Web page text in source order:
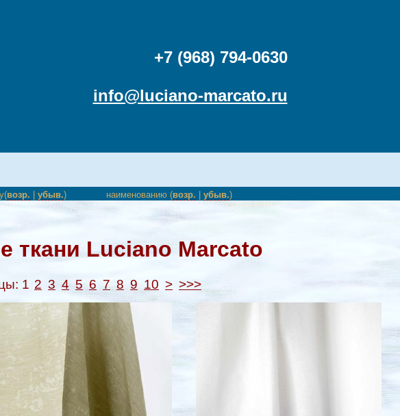
+7 (968) 794-0630
info@luciano-marcato.ru
возр. убыв.) наименованию (возр. убыв.)
ткани Luciano Marcato
1 2 3 4 5 6 7 8 9 10 > >>>